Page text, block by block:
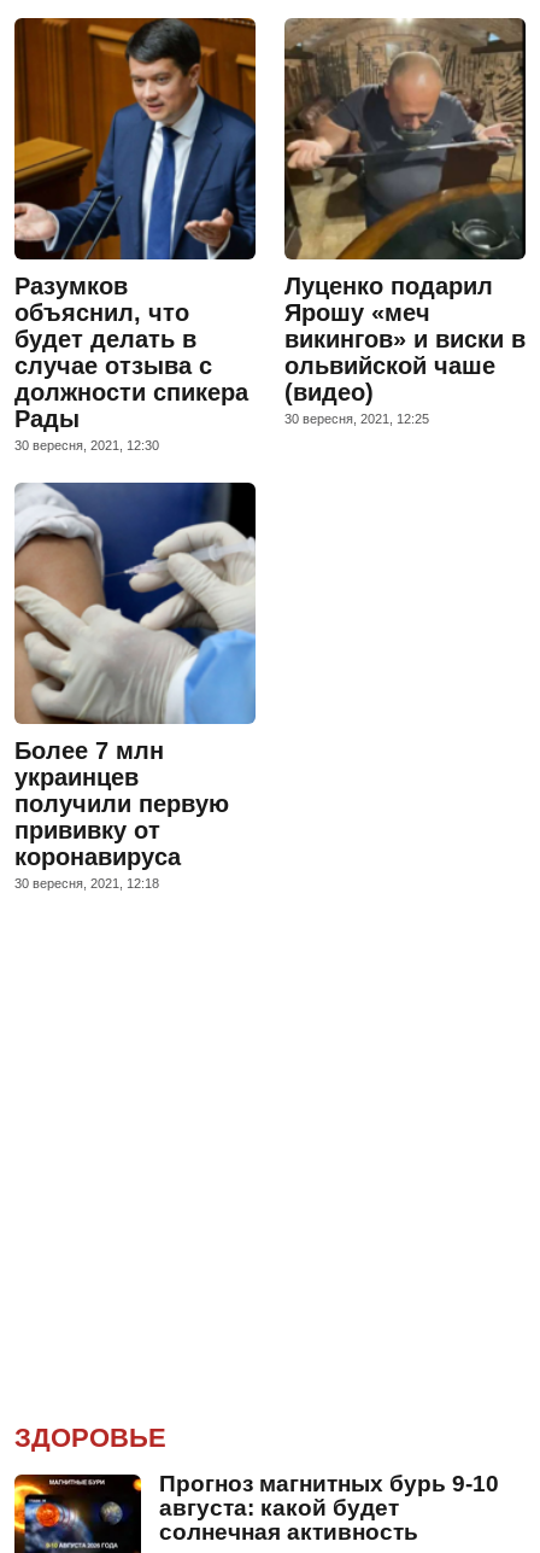
Разумков
объяснил, что
будет делать в
случае отзыва с
должности спикера
Рады
30 вересня, 2021, 12:30
Луценко подарил
Ярошу «меч
викингов» и виски в
ольвийской чаше
(видео)
30 вересня, 2021, 12:25
Более 7 млн
украинцев
получили первую
прививку от
коронавируса
30 вересня, 2021, 12:18
ЗДОРОВЬЕ
Прогноз магнитных бурь 9-10
августа: какой будет
солнечная активность